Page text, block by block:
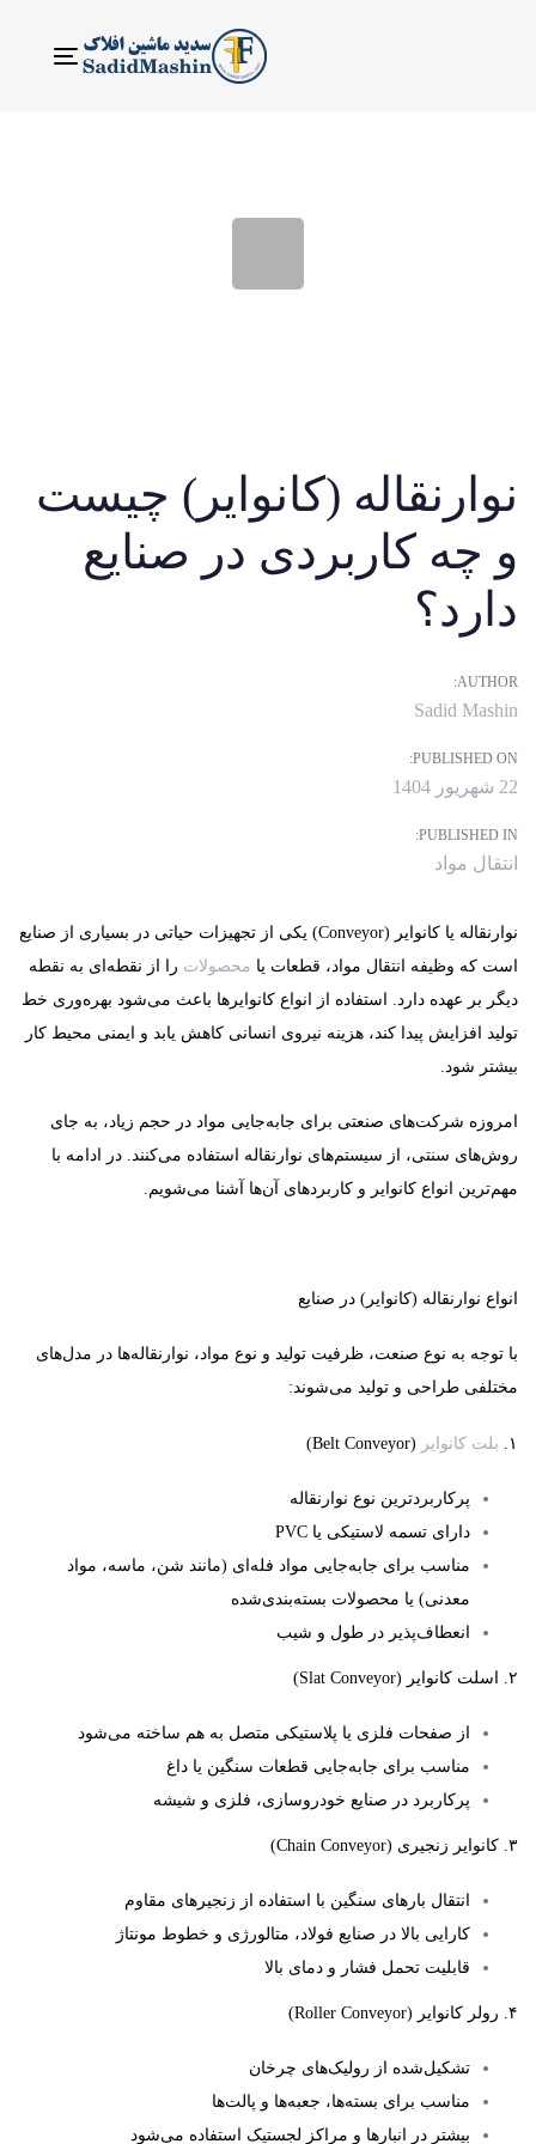
ناوبری
نوارنقاله (کانوایر) چیست
و چه کاربردی در صنایع
دارد؟
AUTHOR:
Sadid Mashin
PUBLISHED ON:
22 شهریور 1404
PUBLISHED IN:
انتقال مواد
نوارنقاله یا کانوایر (Conveyor)
یکی از تجهیزات حیاتی در بسیاری از صنایع
است که وظیفه انتقال مواد، قطعات یا محصولات را از نقطه‌ای به نقطه
دیگر بر عهده دارد. استفاده از انواع کانوایرها باعث می‌شود بهره‌وری خط
تولید افزایش پیدا کند، هزینه نیروی انسانی کاهش یابد و ایمنی محیط کار
بیشتر شود.
امروزه شرکت‌های صنعتی برای جابه‌جایی مواد در حجم زیاد، به جای
روش‌های سنتی، از سیستم‌های نوارنقاله استفاده می‌کنند. در ادامه با
مهم‌ترین انواع کانوایر و کاربردهای آن‌ها آشنا می‌شویم.
انواع نوارنقاله (کانوایر) در صنایع
با توجه به نوع صنعت، ظرفیت تولید و نوع مواد، نوارنقاله‌ها در مدل‌های
مختلفی طراحی و تولید می‌شوند:
۱ بلت کانوایر (Belt Conveyor)
پرکاربردترین نوع نوارنقاله
دارای تسمه لاستیکی یا PVC
مناسب برای جابه‌جایی مواد فله‌ای (مانند شن، ماسه، مواد
معدنی) یا محصولات بسته‌بندی‌شده
انعطاف‌پذیر در طول و شیب
۲ . اسلت کانوایر (Slat Conveyor)
از صفحات فلزی یا پلاستیکی متصل به هم ساخته می‌شود
مناسب برای جابه‌جایی قطعات سنگین یا داغ
پرکاربرد در صنایع خودروسازی، فلزی و شیشه
۳ . کانوایر زنجیری (Chain Conveyor)
انتقال بارهای سنگین با استفاده از زنجیرهای مقاوم
کارایی بالا در صنایع فولاد، متالورژی و خطوط مونتاژ
قابلیت تحمل فشار و دمای بالا
۴. رولر کانوایر (Roller Conveyor)
تشکیل‌شده از رولیک‌های چرخان
مناسب برای بسته‌ها، جعبه‌ها و پالت‌ها
بیشتر در انبارها و مراکز لجستیک استفاده می‌شود